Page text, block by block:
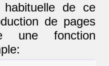
de ce
de pages
une fonction